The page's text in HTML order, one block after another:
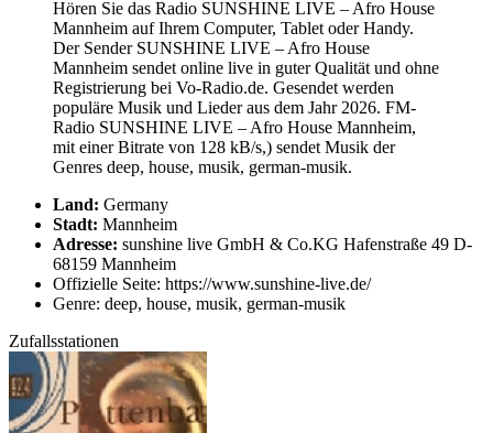
Hören Sie das Radio SUNSHINE LIVE – Afro House
Mannheim auf Ihrem Computer, Tablet oder Handy.
Der Sender SUNSHINE LIVE – Afro House
Mannheim sendet online live in guter Qualität und ohne
Registrierung bei Vo-Radio.de. Gesendet werden
populäre Musik und Lieder aus dem Jahr 2026. FM-
Radio SUNSHINE LIVE – Afro House Mannheim,
mit einer Bitrate von 128 kB/s,) sendet Musik der
Genres deep, house, musik, german-musik.
Land: Germany
Stadt: Mannheim
Adresse: sunshine live GmbH & Co.KG Hafenstraße 49 D-
68159 Mannheim
Offizielle Seite: https://www.sunshine-live.de/
Genre: deep, house, musik, german-musik
Zufallsstationen